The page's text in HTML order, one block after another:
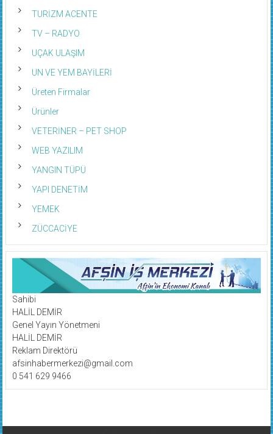
TURİZM ACENTE
TV – RADYO
UÇAK ULAŞIM
UN VE YEM BAYİLERİ
Üreten Firmalar
Ürünler
VETERİNER – PET SHOP
WEB YAZILIM
YANGIN TÜPÜ
YAPI DENETİM
YEMEK
ZÜCCACİYE
Sahibi
HALİL DEMİR
Genel Yayın Yönetmeni
HALİL DEMİR
Reklam Direktörü
afsinhabermerkezi@gmail.com
0 541 629 9466